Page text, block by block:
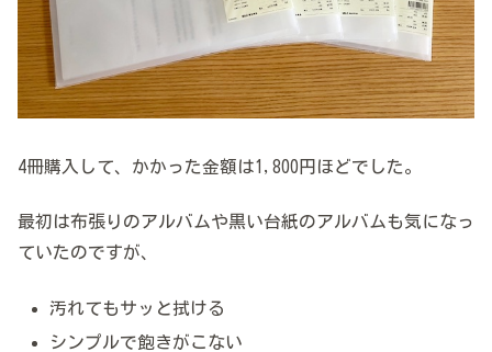
4冊購入して、かかった金額は1,800円ほどでした。
最初は布張りのアルバムや黒い台紙のアルバムも気になっ
ていたのですが、
汚れてもサッと拭ける
シンプルで飽きがこない